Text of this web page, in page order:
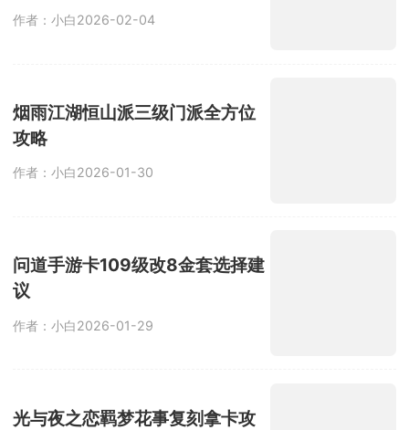
作者：小白2026-02-04
烟雨江湖恒山派三级门派全方位
攻略
作者：小白2026-01-30
问道手游卡109级改8金套选择建
议
作者：小白2026-01-29
光与夜之恋羁梦花事复刻拿卡攻